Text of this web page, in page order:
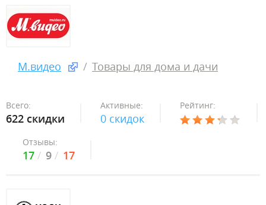
М.видео Товары для дома и дачи
Всего:
622 скидки
Активные:
0 скидок
Рейтинг:
Отзывы:
17 9 17